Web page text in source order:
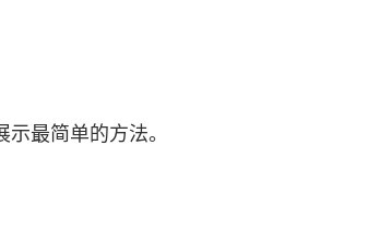
最简单的方法。